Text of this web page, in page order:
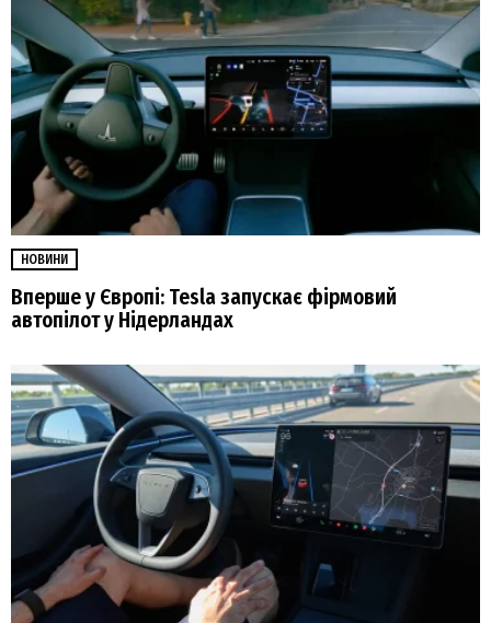
НОВИНИ
Вперше у Європі: Tesla запускає фірмовий
автопілот у Нідерландах